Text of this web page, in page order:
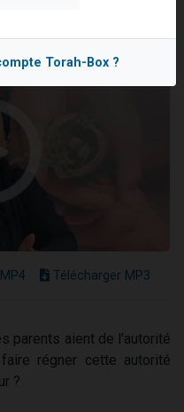
13 personnes viennent de demander une bénédiction
pour étudier en groupe sur Zoom
dans Torah-Box Music
Télécharger MP3
parents aient de l'autorité
régner cette autorité
?
Torah-Box ?